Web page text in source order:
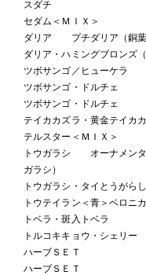
スダチ
セダム＜ＭＩＸ＞
ダリア プチダリア（銅葉
ダリア・ハミングブロンズ（
ツボサンゴ／ヒューケラ
ツボサンゴ・ドルチェ
ツボサンゴ・ドルチェ
テイカカズラ・黄金テイカ
テルスター＜ＭＩＸ＞
トウガラシ オーナメンタ
ガラシ）
トウガラシ・タイとうがらし
トウテイラン＜青＞ベロニ
トベラ・斑入トベラ
トルコキキョウ・シェリー
ハーブＳＥＴ
ハーブＳＥＴ